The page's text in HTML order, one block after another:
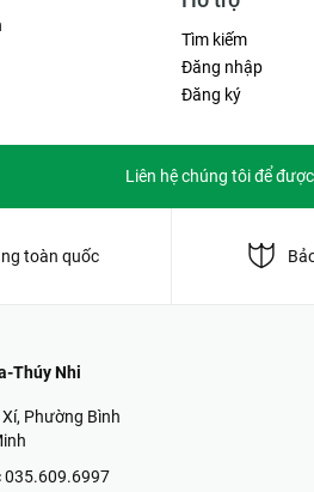
Tìm kiếm
Đăng nhập
Đăng ký
Liên hệ chúng tôi để
toàn quốc